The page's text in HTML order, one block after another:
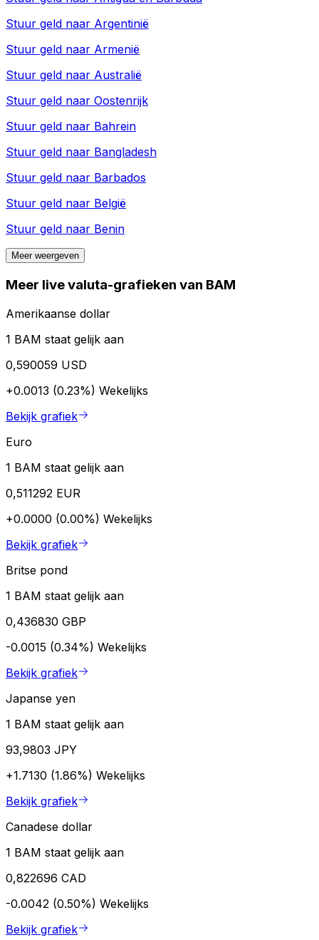
Stuur geld naar Argentinië
Stuur geld naar Armenië
Stuur geld naar Australië
Stuur geld naar Oostenrijk
Stuur geld naar Bahrein
Stuur geld naar Bangladesh
Stuur geld naar Barbados
Stuur geld naar België
Stuur geld naar Benin
Meer weergeven
Meer live valuta-grafieken van BAM
Amerikaanse dollar
1 BAM staat gelijk aan
0,590059 USD
+0.0013 (0.23%) Wekelijks
Bekijk grafiek
Euro
1 BAM staat gelijk aan
0,511292 EUR
+0.0000 (0.00%) Wekelijks
Bekijk grafiek
Britse pond
1 BAM staat gelijk aan
0,436830 GBP
-0.0015 (0.34%) Wekelijks
Bekijk grafiek
Japanse yen
1 BAM staat gelijk aan
93,9803 JPY
+1.7130 (1.86%) Wekelijks
Bekijk grafiek
Canadese dollar
1 BAM staat gelijk aan
0,822696 CAD
-0.0042 (0.50%) Wekelijks
Bekijk grafiek